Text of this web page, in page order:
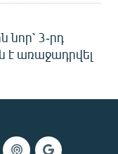
նոր՝ 3-րդ
է առաջադրվել